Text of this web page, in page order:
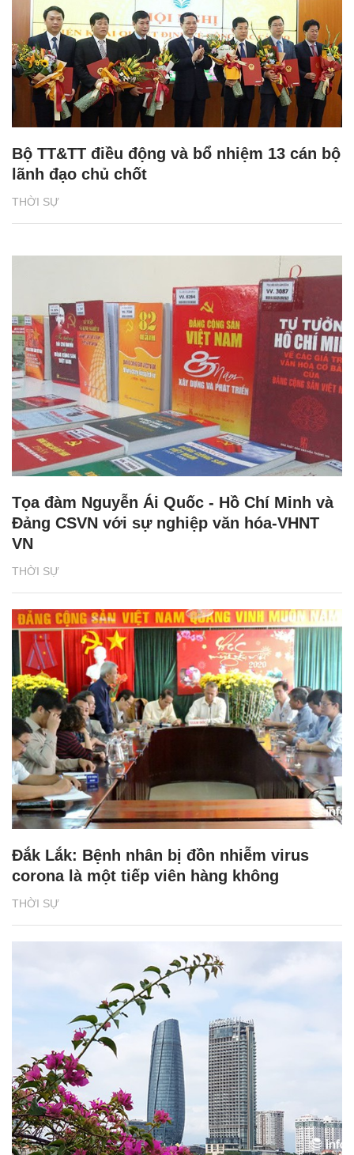
THỜI SỰ
Bộ TT&TT điều động và bổ nhiệm 13 cán bộ
lãnh đạo chủ chốt
THỜI SỰ
Tọa đàm Nguyễn Ái Quốc - Hồ Chí Minh và
Đảng CSVN với sự nghiệp văn hóa-VHNT
VN
THỜI SỰ
Đắk Lắk: Bệnh nhân bị đồn nhiễm virus
corona là một tiếp viên hàng không